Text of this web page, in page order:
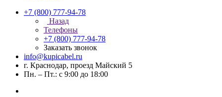
+7 (800) 777-94-78
Назад
Телефоны
+7 (800) 777-94-78
Заказать звонок
info@kupicabel.ru
г. Краснодар, проезд Майский 5
Пн. – Пт.: с 9:00 до 18:00